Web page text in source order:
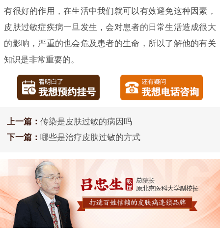
有很好的作用，在生活中我们就可以有效避免这种因素，
皮肤过敏症疾病一旦发生，会对患者的日常生活造成很大
的影响，严重的也会危及患者的生命，所以了解他的有关
知识是非常重要的。
上一篇： 传染是皮肤过敏的病因吗
下一篇： 哪些是治疗皮肤过敏的方式